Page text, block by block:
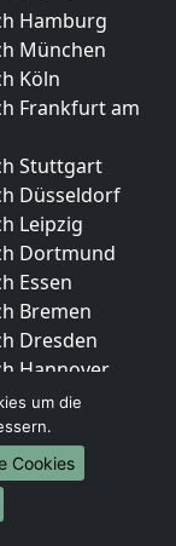
Hamburg
München
Köln
Frankfurt am
Stuttgart
Düsseldorf
Leipzig
Dortmund
Essen
Bremen
Dresden
Hannover
Nürnberg
Duisburg
Bochum
Wuppertal
Bielefeld
um die
Cookies